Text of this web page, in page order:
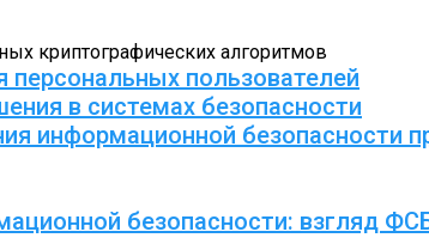
криптографических алгоритмов
пользователей
в системах безопасности
информационной безопасности
безопасности: взгляд